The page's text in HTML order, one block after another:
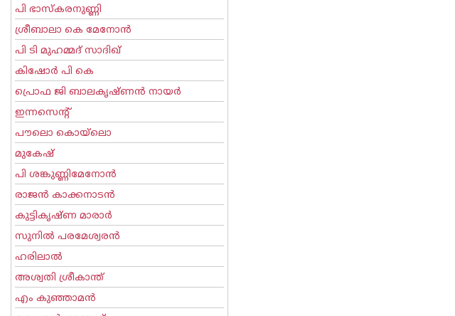
പി ഭാസ്കരനുണ്ണി
ശ്രീബാലാ കെ മേനോന്‍
പി ടി മുഹമ്മദ് സാദിഖ്‌
കിഷോർ പി കെ
പ്രൊഫ ജി ബാലകൃഷ്ണന്‍ നായര്‍
ഇന്നസെന്റ്‌
പൗലൊ കൊയ്ലൊ
മുകേഷ്
പി ശങ്കുണ്ണിമേനോന്‍
രാജന്‍ കാക്കനാടന്‍
കുട്ടികൃഷ്ണ മാരാര്‍
സുനില്‍ പരമേശ്വരന്‍
ഹരിലാല്‍
അശ്വതി ശ്രീകാന്ത്
എം കുഞ്ഞാമന്‍